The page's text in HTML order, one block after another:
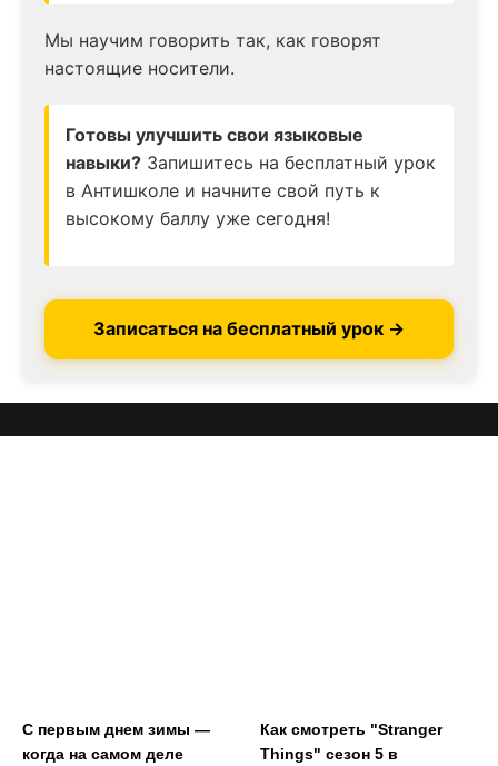
Мы научим говорить так, как говорят
настоящие носители.
Готовы улучшить свои языковые
навыки? Запишитесь на бесплатный урок
в Антишколе и начните свой путь к
высокому баллу уже сегодня!
Записаться на бесплатный урок →
С первым днем зимы —
когда на самом деле
Как смотреть "Stranger
Things" сезон 5 в